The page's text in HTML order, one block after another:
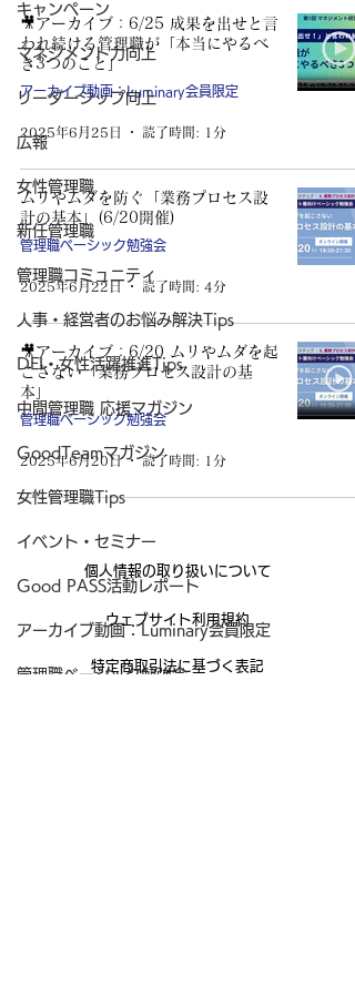
キャンペーン
マネジメント力向上
リーダーシップ向上
広報
女性管理職
新任管理職
管理職コミュニティ
人事・経営者のお悩み解決Tips
DEI・女性活躍推進Tips
中間管理職 応援マガジン
GoodTeamマガジン
女性管理職Tips
イベント・セミナー
Good PASS活動レポート
アーカイブ動画：Luminary会員限定
管理職ベーシック勉強会
🎥アーカイブ：6/25 成果を出せと言
われ続ける管理職が「本当にやるべ
き3つのこと」
アーカイブ動画：Luminary会員限定
2025年6月25日 読了時間: 1分
ムリやムダを防ぐ「業務プロセス設
計の基本」(6/20開催)
管理職ベーシック勉強会
2025年6月22日 読了時間: 4分
🎥アーカイブ：6/20 ムリやムダを起
こさない「業務プロセス設計の基
本」
管理職ベーシック勉強会
2025年6月20日 読了時間: 1分
個人情報の取り扱いについて
ウェブサイト利用規約
特定商取引法に基づく表記